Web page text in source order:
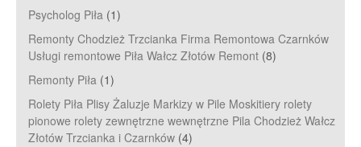
Psycholog Piła (1)
Remonty Chodzież Trzcianka Firma Remontowa Czarnków
Usługi remontowe Piła Wałcz Złotów Remont (8)
Remonty Piła (1)
Rolety Piła Plisy Żaluzje Markizy w Pile Moskitiery rolety
pionowe rolety zewnętrzne wewnętrzne Pila Chodzież Wałcz
Złotów Trzcianka i Czarnków (4)